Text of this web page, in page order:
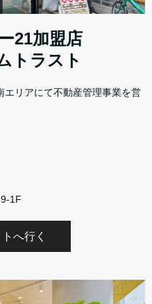
21加盟店
トラスト
エリアにて不動産管理事業を営
1F
へ行く